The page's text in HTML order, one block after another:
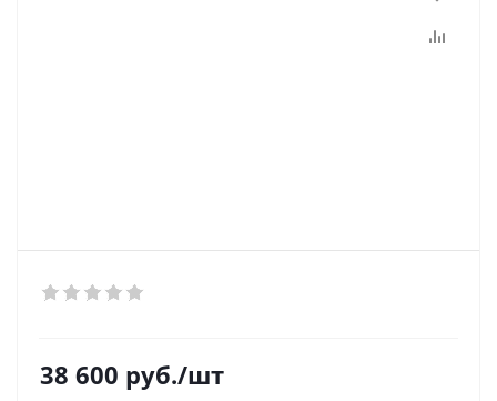
38 600 руб./шт